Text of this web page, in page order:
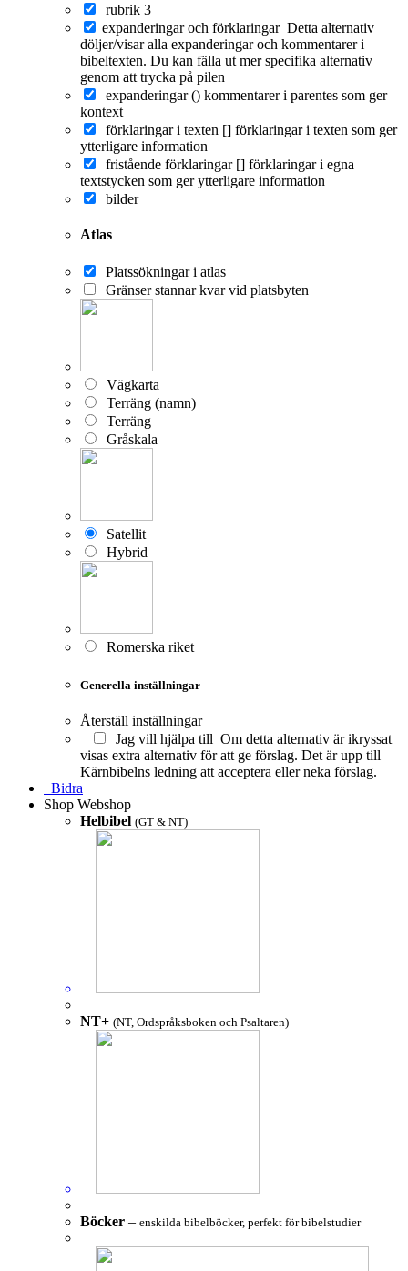
rubrik 3
expanderingar och förklaringar Detta alternativ
döljer/visar alla expanderingar och kommentarer i
bibeltexten. Du kan fälla ut mer specifika alternativ
genom att trycka på pilen
expanderingar () kommentarer i parentes som ger
kontext
förklaringar i texten [] förklaringar i texten som ger
ytterligare information
fristående förklaringar [] förklaringar i egna
textstycken som ger ytterligare information
bilder
Atlas
Platssökningar i atlas
Gränser stannar kvar vid platsbyten
Vägkarta
Terräng (namn)
Terräng
Gråskala
Satellit
Hybrid
Romerska riket
Generella inställningar
Återställ inställningar
Jag vill hjälpa till Om detta alternativ är ikryssat
visas extra alternativ för att ge förslag. Det är upp till
Kärnbibelns ledning att acceptera eller neka förslag.
Bidra
Shop Webshop
Helbibel (GT & NT)
NT+ (NT, Ordspråksboken och Psaltaren)
Böcker – enskilda bibelböcker, perfekt för bibelstudier